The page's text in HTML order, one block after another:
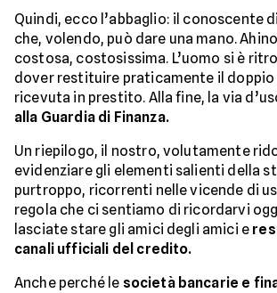
Quindi, ecco l’abbaglio: il conoscente
che, volendo, può dare una mano.
costosa, costosissima. L’uomo si è
dover restituire praticamente il doppio
ricevuta in prestito. Alla fine, la via
alla Guardia di Finanza.
Un riepilogo, il nostro, volutamente
evidenziare gli elementi salienti della
purtroppo, ricorrenti nelle vicende di
regola che ci sentiamo di ricordarvi
lasciate stare gli amici degli amici e
canali ufficiali del credito.
Anche perché le società bancarie e